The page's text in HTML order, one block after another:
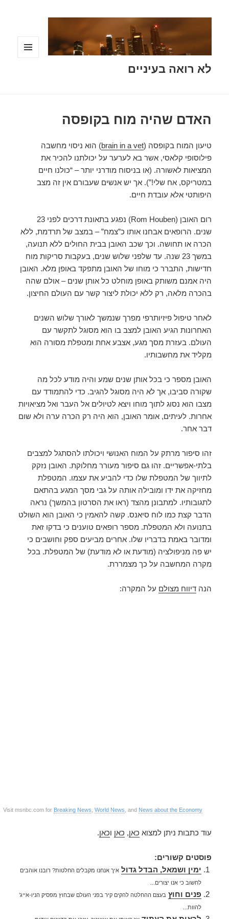
לא רואה בעיניים
האדם שהיה מוח בקופסה
טיעון המוח בקופסה (brain in a vet) הוא ניסוי מחשבה
פילוסופי קלאסי, אשר בא לערער על יכולתנו להכיר את
המציאות לאשורה. (או בניסוח מודרני יותר – “כולנו חיים
במטריקס, אח שלי!”). אך יש אנשים שעבורם אין זה מצב
היפותטי אלא עובדת חיים.
רום האובן (Rom Houben) נפגע בתאונת דרכים לפני 23
שנים. הרופאים אבחנו אותו כ”צמח” – במצב של תרדמת, ללא
הכרה או תחושה. וכך שכב האובן בבית החולים ללא תנועה,
במשך 23 שנה. עד שלפני שלוש שנים, בעקבות סריקות מוח
חדישות, התברר כי מוחו של האובן מתפקד באופן מלא. האובן
היה אמנם משותק באופן מוחלט כל אותן שנים – אולם שהה
בהכרה מלאה, רק ללא יכולת ליצור קשר עם העולם החיצון.
לאחר טיפול פיזיותרפי מפרך שנמשך לאורך שלוש השנים
האחרונות הגיע האובן למצב בו הוא מסוגל לתקשר עם
העולם. בעזרת מסך מגע, אצבע אחת ומטפלת מסורה הוא
מקליד את מחשבותיו.
האובן מספר כי בכל אותן שנים שמע והיה מודע לכל מה
שקורה סביבו, אך לא היה מסוגל להגיב. כדי להתמודד עם
מצבו הוא נסוג לתוך מוחו ויצא לטיולים אל העבר ואל מציאויות
אחרות. לעיתים, אומר האובן, הוא היה רק הכרה ערה ולא שום
דבר אחר.
זהו סיפור מרתק על המוח האנושי ויכולתו להסתגל למצבים
בלתי-אפשריים. זהו גם סיפור מעורר מחלוקת. האובן נזקק
לתיווך של המטפלת שלו כדי להביע את עצמו. המטפלת
מחזיקה את ידו ומובילה אותה על גבי מסך המגע בהתאם
לתגובותיו. למתבונן מהצד (ראו את הסרטון בהמשך) נראה
הדבר קצת כמו לוח סיאנס. קשה להאמין כי האובן הוא השולט
בתנועה ולא המטפלת. מספר רופאים טוענים כי בדקו זאת
ומדובר באמת בדבריו שלו. אחרים מביעים ספק וחושבים כי
יש פה מניפולציה (מודעת או לא מודעת) של המטפלת. בכל
מקרה המחשבה על כך מצמררת.
הנהדיווח מצולםעל המקרה:
Visit msnbc.com forBreaking News,World News, andNews about the Economy
עוד כתבות ניתן למצואכאן,כאןוכאן.
פוסטים קשורים:
ימין ושמאל, הבדל גדול איך אנחנו מקבלים החלטות? רובנו אוהבים
לחשוב כי אנו יצורים...
פנים וחוץ בעצם ההחלטה להקים קיר בפני העולם שבחוץ מפסיק הניו-אייג’
להוות...